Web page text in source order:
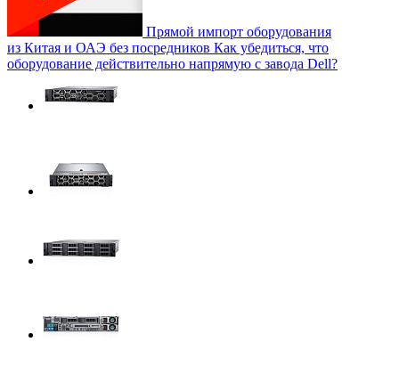
Прямой импорт оборудования
из Китая и ОАЭ без посредников Как убедиться, что
оборудование действительно напрямую с завода Dell?